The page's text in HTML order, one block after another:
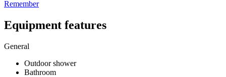
Remember
Equipment features
General
Outdoor shower
Bathroom